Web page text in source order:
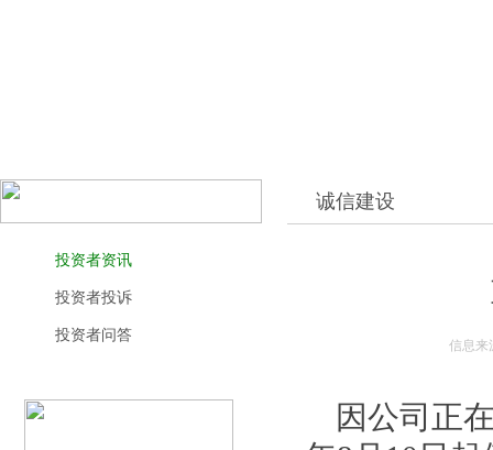
投资者资讯
投资者投诉
投资者问答
诚信建设
信息
因公司正